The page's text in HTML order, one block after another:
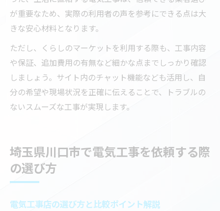
が重要なため、実際の利用者の声を参考にできる点は大
きな安心材料となります。
ただし、くらしのマーケットを利用する際も、工事内容
や保証、追加費用の有無など細かな点までしっかり確認
しましょう。サイト内のチャット機能なども活用し、自
分の希望や現場状況を正確に伝えることで、トラブルの
ないスムーズな工事が実現します。
埼玉県川口市で電気工事を依頼する際
の選び方
電気工事店の選び方と比較ポイント解説